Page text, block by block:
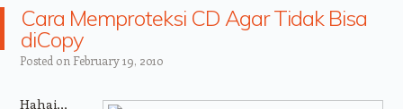
Cara Memproteksi CD Agar Tidak Bisa
diCopy
Posted on February 19, 2010
Hahai,,,